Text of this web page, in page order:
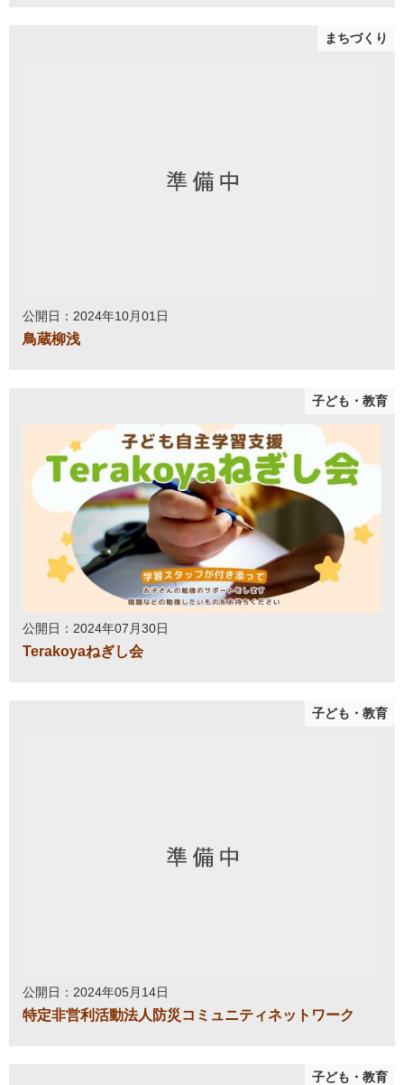
まちづくり
公開日：2024年10月01日
鳥蔵柳浅
子ども・教育
公開日：2024年07月30日
Terakoyaねぎし会
子ども・教育
公開日：2024年05月14日
特定非営利活動法人防災コミュニティネットワーク
子ども・教育